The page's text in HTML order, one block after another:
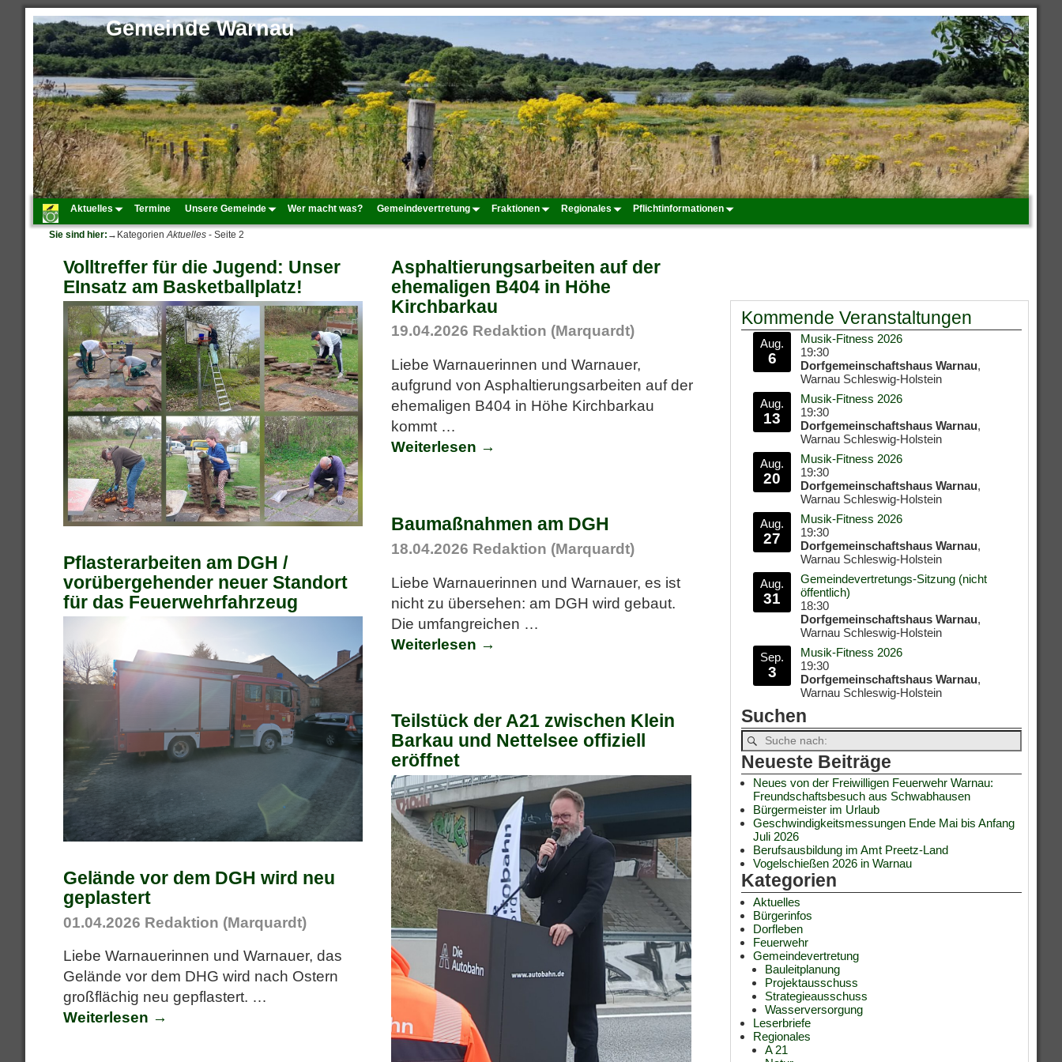
Gemeinde Warnau
Aktuelles Termine Unsere Gemeinde Wer macht was? Gemeindevertretung Fraktionen Regionales Pflichtinformationen
Sie sind hier: →Kategorien Aktuelles - Seite 2
Volltreffer für die Jugend: Unser
EInsatz am Basketballplatz!
Asphaltierungsarbeiten auf der
ehemaligen B404 in Höhe
Kirchbarkau
19.04.2026 Redaktion (Marquardt)
Liebe Warnauerinnen und Warnauer,
aufgrund von Asphaltierungsarbeiten auf der
ehemaligen B404 in Höhe Kirchbarkau
kommt …
Weiterlesen →
Baumaßnahmen am DGH
18.04.2026 Redaktion (Marquardt)
Liebe Warnauerinnen und Warnauer, es ist
nicht zu übersehen: am DGH wird gebaut.
Die umfangreichen …
Weiterlesen →
Pflasterarbeiten am DGH /
vorübergehender neuer Standort
für das Feuerwehrfahrzeug
Teilstück der A21 zwischen Klein
Barkau und Nettelsee offiziell
eröffnet
Gelände vor dem DGH wird neu
geplastert
01.04.2026 Redaktion (Marquardt)
Liebe Warnauerinnen und Warnauer, das
Gelände vor dem DHG wird nach Ostern
großflächig neu gepflastert. …
Weiterlesen →
Kommende Veranstaltungen
Aug.
6
Musik-Fitness 2026
19:30
Dorfgemeinschaftshaus Warnau,
Warnau Schleswig-Holstein
Aug.
13
Musik-Fitness 2026
19:30
Dorfgemeinschaftshaus Warnau,
Warnau Schleswig-Holstein
Aug.
20
Musik-Fitness 2026
19:30
Dorfgemeinschaftshaus Warnau,
Warnau Schleswig-Holstein
Aug.
27
Musik-Fitness 2026
19:30
Dorfgemeinschaftshaus Warnau,
Warnau Schleswig-Holstein
Aug.
31
Gemeindevertretungs-Sitzung (nicht
öffentlich)
18:30
Dorfgemeinschaftshaus Warnau,
Warnau Schleswig-Holstein
Sep.
3
Musik-Fitness 2026
19:30
Dorfgemeinschaftshaus Warnau,
Warnau Schleswig-Holstein
Suchen
Neueste Beiträge
Neues von der Freiwilligen Feuerwehr Warnau:
Freundschaftsbesuch aus Schwabhausen
Bürgermeister im Urlaub
Geschwindigkeitsmessungen Ende Mai bis Anfang
Juli 2026
Berufsausbildung im Amt Preetz-Land
Vogelschießen 2026 in Warnau
Kategorien
Aktuelles
Bürgerinfos
Dorfleben
Feuerwehr
Gemeindevertretung
Bauleitplanung
Projektausschuss
Strategieausschuss
Wasserversorgung
Leserbriefe
Regionales
A 21